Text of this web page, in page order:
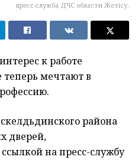
пресс-служба ДЧС области Жетісу.
к работе
теперь мечтают в
района
дверей,
ссылкой на пресс-службу